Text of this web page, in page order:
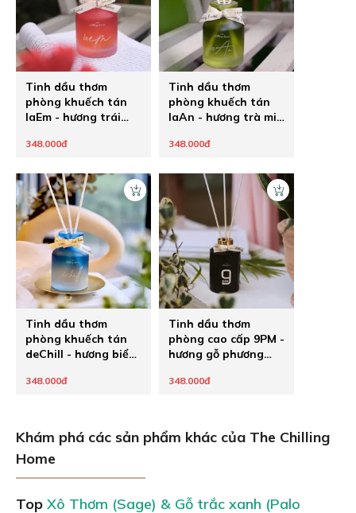
Tinh dầu thơm
phòng khuếch tán
laEm - hương trái
348.000đ
Tinh dầu thơm
phòng khuếch tán
laAn - hương trà mix
348.000đ
Tinh dầu thơm
phòng khuếch tán
deChill - hương biển
348.000đ
Tinh dầu thơm
phòng cao cấp 9PM -
hương gỗ phương
348.000đ
Khám phá các sản phẩm khác của The Chilling
Home
Top Xô Thơm (Sage) & Gỗ trắc xanh (Palo